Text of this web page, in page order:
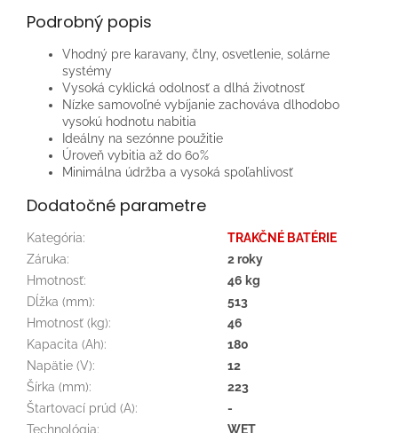
Podrobný popis
Vhodný pre karavany, člny, osvetlenie, solárne
systémy
Vysoká cyklická odolnosť a dlhá životnosť
Nízke samovoľné vybíjanie zachováva dlhodobo
vysokú hodnotu nabitia
Ideálny na sezónne použitie
Úroveň vybitia až do 60%
Minimálna údržba a vysoká spoľahlivosť
Dodatočné parametre
Kategória:
TRAKČNÉ BATÉRIE
Záruka:
2 roky
Hmotnosť:
46 kg
Dĺžka (mm):
513
Hmotnosť (kg):
46
Kapacita (Ah):
180
Napätie (V):
12
Šírka (mm):
223
Štartovací prúd (A):
-
Technológia:
WET